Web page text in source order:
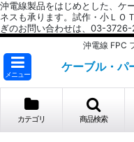
沖電線製品をはじめとした、ケ
ネスも承ります。試作・小ＬＯ
ぎのお問い合わせは、03-3726-
沖電線 FPC
メニュー
ケーブル・
カテゴリ 商品検索